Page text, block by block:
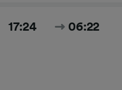
17:24 06:22